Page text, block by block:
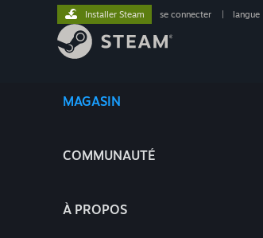
MAGASIN
COMMUNAUTÉ
À PROPOS
Installer Steam se connecter langue